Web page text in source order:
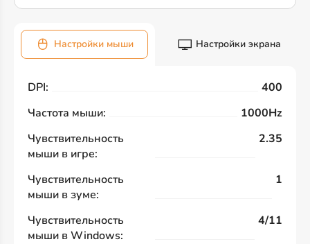
Настройки мыши Настройки экрана
DPI:
400
Частота мыши:
1000Hz
Чувствительность
мыши в игре:
2.35
Чувствительность
мыши в зуме:
1
Чувствительность
мыши в Windows:
4/11